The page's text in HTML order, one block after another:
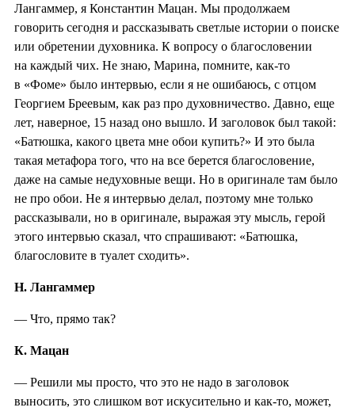
Лангаммер, я Константин Мацан. Мы продолжаем
говорить сегодня и рассказывать светлые истории о поиске
или обретении духовника. К вопросу о благословении
на каждый чих. Не знаю, Марина, помните, как-то
в «Фоме» было интервью, если я не ошибаюсь, с отцом
Георгием Бреевым, как раз про духовничество. Давно, еще
лет, наверное, 15 назад оно вышло. И заголовок был такой:
«Батюшка, какого цвета мне обои купить?» И это была
такая метафора того, что на все берется благословение,
даже на самые недуховные вещи. Но в оригинале там было
не про обои. Не я интервью делал, поэтому мне только
рассказывали, но в оригинале, выражая эту мысль, герой
этого интервью сказал, что спрашивают: «Батюшка,
благословите в туалет сходить».
Н. Лангаммер
— Что, прямо так?
К. Мацан
— Решили мы просто, что это не надо в заголовок
выносить, это слишком вот искусительно и как-то, может,